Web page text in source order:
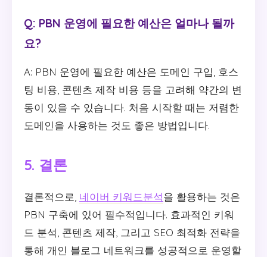
Q: PBN 운영에 필요한 예산은 얼마나 될까
요?
A: PBN 운영에 필요한 예산은 도메인 구입, 호스
팅 비용, 콘텐츠 제작 비용 등을 고려해 약간의 변
동이 있을 수 있습니다. 처음 시작할 때는 저렴한
도메인을 사용하는 것도 좋은 방법입니다.
5. 결론
결론적으로, 네이버 키워드분석을 활용하는 것은
PBN 구축에 있어 필수적입니다. 효과적인 키워
드 분석, 콘텐츠 제작, 그리고 SEO 최적화 전략을
통해 개인 블로그 네트워크를 성공적으로 운영할